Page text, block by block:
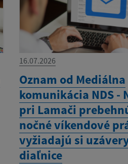
16.07.2026
Oznam od Mediálna
komunikácia NDS -
pri Lamači
nočné víkendové
vyžiadajú si
diaľnice